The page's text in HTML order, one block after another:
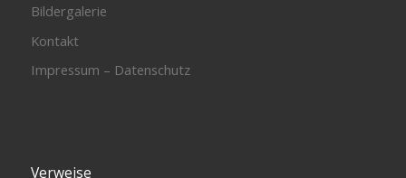
Bildergalerie
Kontakt
Impressum – Datenschutz
Verweise